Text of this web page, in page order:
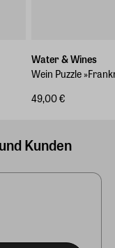
Water & Wines
Wein Puzzle
49,00 €
Kunden